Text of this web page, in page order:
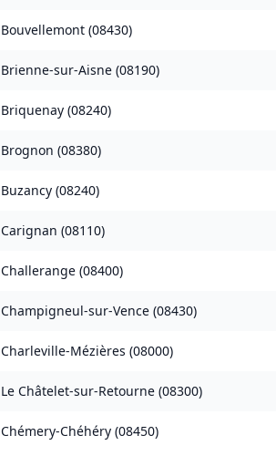
Bouvellemont (08430)
Brienne-sur-Aisne (08190)
Briquenay (08240)
Brognon (08380)
Buzancy (08240)
Carignan (08110)
Challerange (08400)
Champigneul-sur-Vence (08430)
Charleville-Mézières (08000)
Le Châtelet-sur-Retourne (08300)
Chémery-Chéhéry (08450)